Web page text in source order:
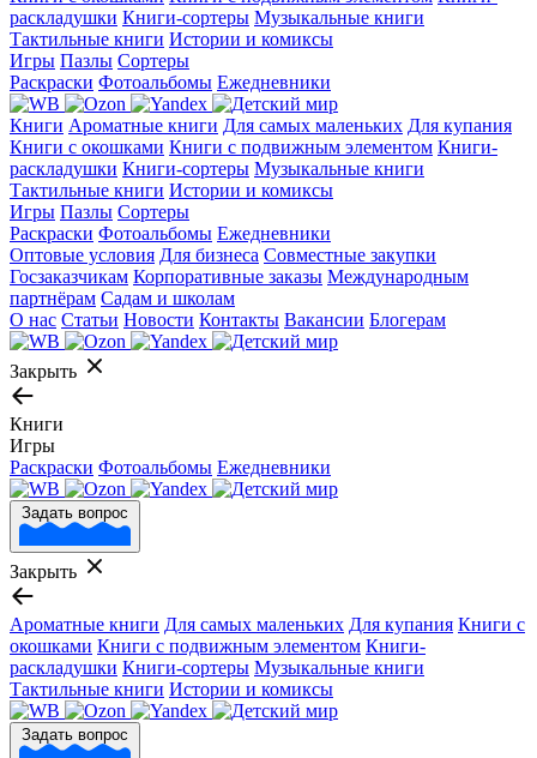
раскладушки Книги-сортеры Музыкальные книги
Тактильные книги Истории и комиксы
Игры Пазлы Сортеры
Раскраски Фотоальбомы Ежедневники
Книги Ароматные книги Для самых маленьких Для купания
Книги с окошками Книги с подвижным элементом Книги-
раскладушки Книги-сортеры Музыкальные книги
Тактильные книги Истории и комиксы
Игры Пазлы Сортеры
Раскраски Фотоальбомы Ежедневники
Оптовые условия Для бизнеса Совместные закупки
Госзаказчикам Корпоративные заказы Международным
партнёрам Садам и школам
О нас Статьи Новости Контакты Вакансии Блогерам
Закрыть
Книги
Игры
Раскраски Фотоальбомы Ежедневники
Задать вопрос
Закрыть
Ароматные книги Для самых маленьких Для купания Книги с
окошками Книги с подвижным элементом Книги-
раскладушки Книги-сортеры Музыкальные книги
Тактильные книги Истории и комиксы
Задать вопрос